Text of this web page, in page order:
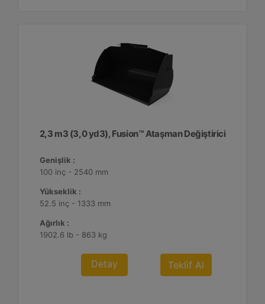
2,3 m3 (3,0 yd3), Fusion™ Ataşman Değiştirici
Genişlik :
100 inç - 2540 mm
Yükseklik :
52.5 inç - 1333 mm
Ağırlık :
1902.6 lb - 863 kg
Detay Teklif Al